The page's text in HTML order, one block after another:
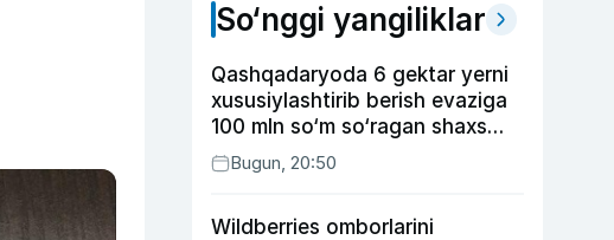
So‘nggi yangiliklar
Qashqadaryoda 6 gektar yerni
xususiylashtirib berish evaziga
100 mln so‘m so‘ragan shaxs
ushlandi
Bugun, 20:50
Wildberries omborlarini